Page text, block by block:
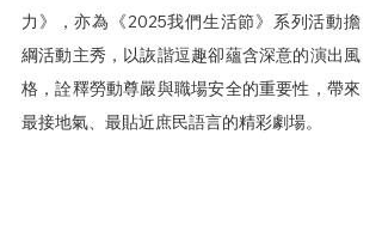
力》，亦為《2025我們生活節》系列活動擔
綱活動主秀，以詼諧逗趣卻蘊含深意的演出風
格，詮釋勞動尊嚴與職場安全的重要性，帶來
最接地氣、最貼近庶民語言的精彩劇場。